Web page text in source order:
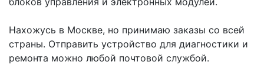
Нахожусь в Москве, но принимаю заказы со всей
страны. Отправить устройство для диагностики и
ремонта можно любой почтовой службой.